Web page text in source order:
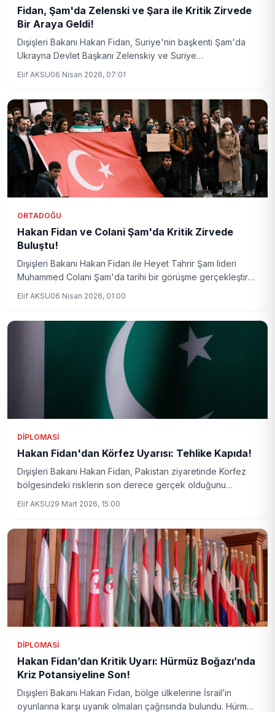
Fidan, Şam'da Zelenski ve Şara ile Kritik Zirvede
Bir Araya Geldi!
Dışişleri Bakanı Hakan Fidan, Suriye'nin başkenti Şam'da
Ukrayna Devlet Başkanı Zelenskiy ve Suriye
Elif AKSU06 Nisan 2026, 07:01
ORTADOĞU
Hakan Fidan ve Colani Şam'da Kritik Zirvede
Buluştu!
Dışişleri Bakanı Hakan Fidan ile Heyet Tahrir Şam lideri
Muhammed Colani Şam'da tarihi bir görüşme gerçekleştirdi.
Elif AKSU06 Nisan 2026, 01:00
DIPLOMASI
Hakan Fidan'dan Körfez Uyarısı: Tehlike Kapıda!
Dışişleri Bakanı Hakan Fidan, Pakistan ziyaretinde Körfez
bölgesindeki risklerin son derece gerçek olduğunu
Elif AKSU29 Mart 2026, 15:00
DIPLOMASI
Hakan Fidan’dan Kritik Uyarı: Hürmüz Boğazı’nda
Kriz Potansiyeline Son!
Dışişleri Bakanı Hakan Fidan, bölge ülkelerine İsrail’in
oyunlarına karşı uyanık olmaları çağrısında bulundu. Hürmüz